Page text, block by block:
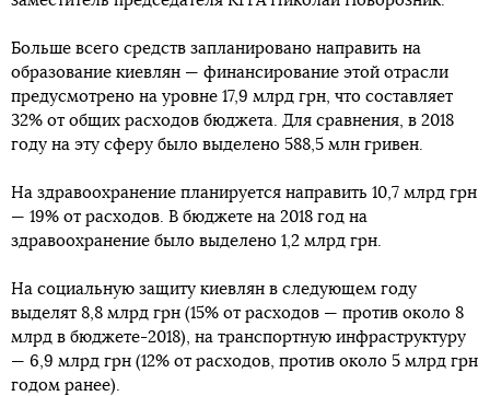
Больше всего средств запланировано направить на
образование киевлян — финансирование этой отрасли
предусмотрено на уровне 17,9 млрд грн, что составляет
32% от общих расходов бюджета. Для сравнения, в 2018
году на эту сферу было выделено 588,5 млн гривен.
На здравоохранение планируется направить 10,7 млрд грн
— 19% от расходов. В бюджете на 2018 год на
здравоохранение было выделено 1,2 млрд грн.
На социальную защиту киевлян в следующем году
выделят 8,8 млрд грн (15% от расходов — против около 8
млрд в бюджете-2018), на транспортную инфраструктуру
— 6,9 млрд грн (12% от расходов, против около 5 млрд грн
годом ранее).